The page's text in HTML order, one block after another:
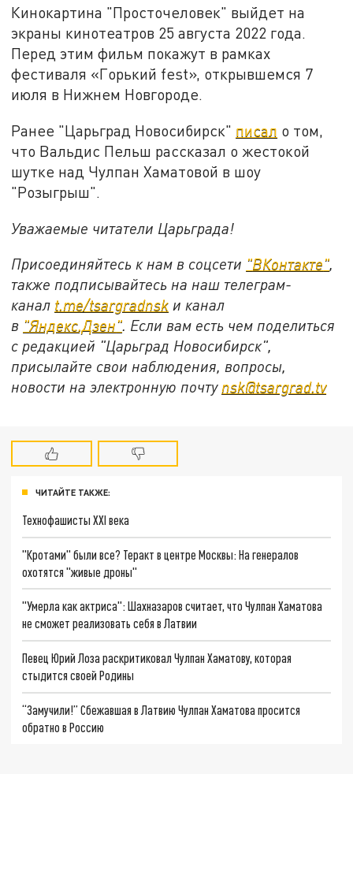
Кинокартина "Просточеловек" выйдет на
экраны кинотеатров 25 августа 2022 года.
Перед этим фильм покажут в рамках
фестиваля «Горький fest», открывшемся 7
июля в Нижнем Новгороде.
Ранее "Царьград Новосибирск" писал о том,
что Вальдис Пельш рассказал о жестокой
шутке над Чулпан Хаматовой в шоу
"Розыгрыш".
Уважаемые читатели Царьграда!
Присоединяйтесь к нам в соцсети "ВКонтакте",
также подписывайтесь на наш телеграм-
канал t.me/tsargradnsk и канал
в "Яндекс.Дзен". Если вам есть чем поделиться
с редакцией "Царьград Новосибирск",
присылайте свои наблюдения, вопросы,
новости на электронную почту nsk@tsargrad.tv
ЧИТАЙТЕ ТАКЖЕ:
Технофашисты XXI века
"Кротами" были все? Теракт в центре Москвы: На генералов
охотятся "живые дроны"
"Умерла как актриса": Шахназаров считает, что Чулпан Хаматова
не сможет реализовать себя в Латвии
Певец Юрий Лоза раскритиковал Чулпан Хаматову, которая
стыдится своей Родины
“Замучили!” Сбежавшая в Латвию Чулпан Хаматова просится
обратно в Россию